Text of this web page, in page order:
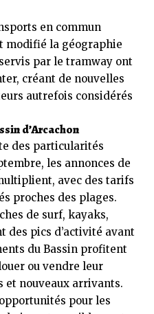
en commun
modifié la géographie
par le tramway ont
créant de nouvelles
autrefois considérés
d’Arcachon
des particularités
les annonces de
avec des tarifs
proches des plages.
de surf, kayaks,
des pics d’activité avant
du Bassin profitent
ou vendre leur
et nouveaux arrivants.
pour les